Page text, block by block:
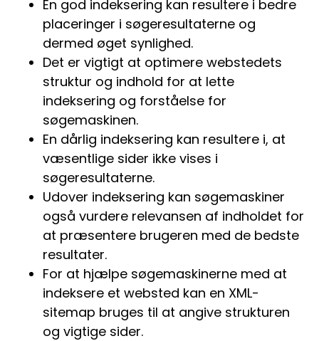
En god indeksering kan resultere i bedre
placeringer i søgeresultaterne og
dermed øget synlighed.
Det er vigtigt at optimere webstedets
struktur og indhold for at lette
indeksering og forståelse for
søgemaskinen.
En dårlig indeksering kan resultere i, at
væsentlige sider ikke vises i
søgeresultaterne.
Udover indeksering kan søgemaskiner
også vurdere relevansen af indholdet for
at præsentere brugeren med de bedste
resultater.
For at hjælpe søgemaskinerne med at
indeksere et websted kan en XML-
sitemap bruges til at angive strukturen
og vigtige sider.